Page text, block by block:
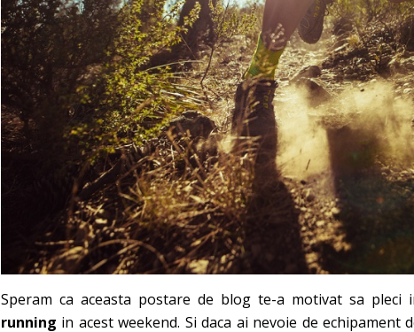
Speram ca aceasta postare de blog te-a motivat sa
running in acest weekend. Si daca ai nevoie de